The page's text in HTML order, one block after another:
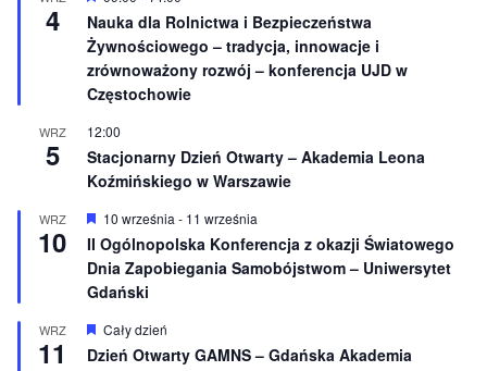
o
n
e
4
r
ó
ż
n
i
n
e
Nauka dla Rolnictwa i Bezpieczeństwa
Żywnościowego – tradycja, innowacje i
zrównoważony rozwój – konferencja UJD w
Częstochowie
WRZ
5
12:00
Stacjonarny Dzień Otwarty – Akademia Leona
Koźmińskiego w Warszawie
WRZ
10
W
y
r
ó
ż
n
o
n
10 września - 11 września
II Ogólnopolska Konferencja z okazji Światowego
Dnia Zapobiegania Samobójstwom – Uniwersytet
Gdański
WRZ
11
W
y
r
Cały dzień
Dzień Otwarty GAMNS – Gdańska Akademia